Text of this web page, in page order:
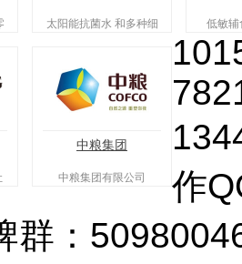
太阳能抗菌水 和多种细
低敏辅
中粮集团
中粮集团有限公司
作
群：